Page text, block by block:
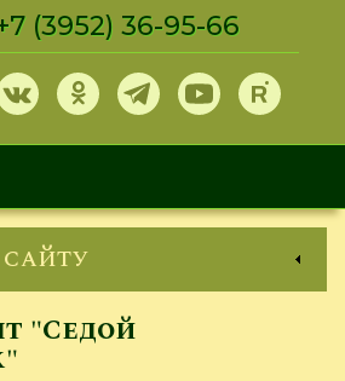
(3952) 36-95-66
"Седой